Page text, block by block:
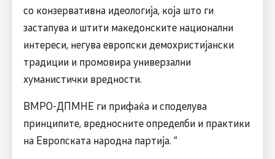
со конзервативна идеологија, која што ги
застапува и штити македонските национални
интереси, негува европски демохристијански
традиции и промовира универзални
хуманистички вредности.
ВМРО-ДПМНЕ ги прифаќа и споделува
принципите, вредносните определби и практики
на Европската народна партија. “